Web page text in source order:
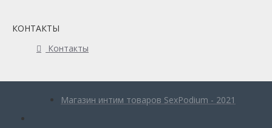
КОНТАКТЫ
Контакты
Магазин интим товаров SexPodium - 2021